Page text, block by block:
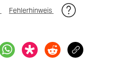
Fehlerhinweis